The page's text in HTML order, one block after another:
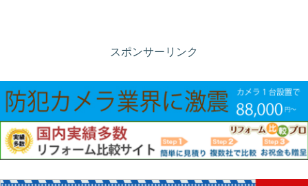
スポンサーリンク